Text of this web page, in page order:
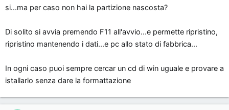
si...ma per caso non hai la partizione nascosta?
Di solito si avvia premendo F11 all'avvio...e permette ripristino,
ripristino mantenendo i dati...e pc allo stato di fabbrica...
In ogni caso puoi sempre cercar un cd di win uguale e provare a
istallarlo senza dare la formattazione